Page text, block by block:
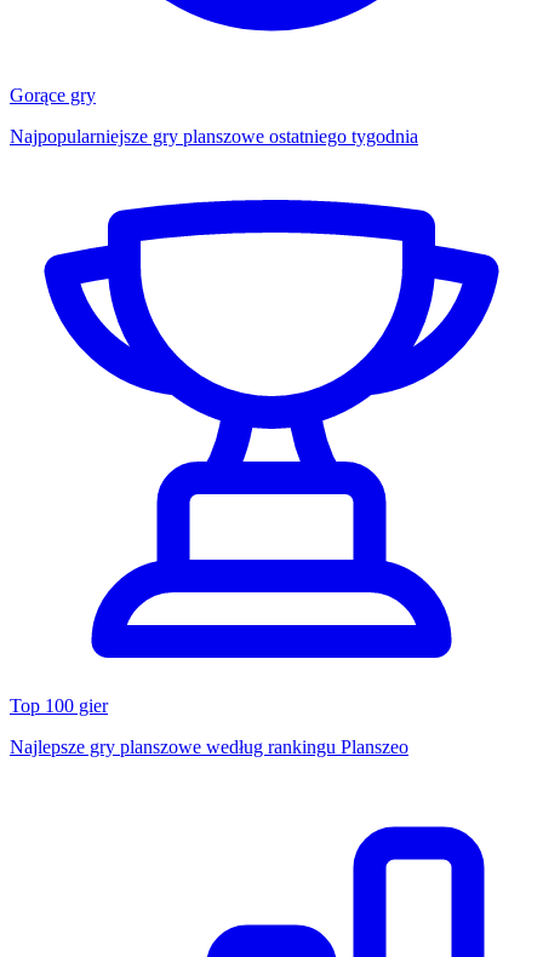
Gorące gry
Najpopularniejsze gry planszowe ostatniego tygodnia
Top 100 gier
Najlepsze gry planszowe według rankingu Planszeo